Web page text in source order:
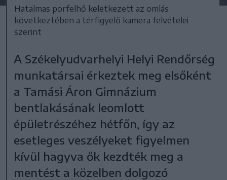
Hatalmas porfelhő keletkezett az omlás
következtében a térfigyelő kamera felvételei
szerint
A Székelyudvarhelyi Helyi Rendőrség
munkatársai érkeztek meg elsőként
a Tamási Áron Gimnázium
bentlakásának leomlott
épületrészéhez hétfőn, így az
esetleges veszélyeket figyelmen
kívül hagyva ők kezdték meg a
mentést a közelben dolgozó